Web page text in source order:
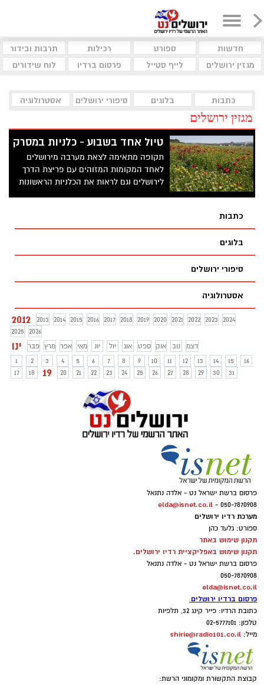
חדשות ספורט רכילות
תרבות ובידור
מגזין ירושלים
לייף סטייל פרסום ברדיו לוח שידורים
כתבות בלוגים סיפורי ירושלים אסטרולוגיה
מגזין ירושלים
טיול אחד בשבוע - כלניות במסרק
תקופה מתאימה לצאת מערבה מירושלים
לאחד המקומות המזוהים עם פריצת הדרך
לירושלים וגם לראות את הכלניות הראשונות
כתבות
בלוגים
סיפורי ירושלים
אסטרולוגיה
2012 2013 2014 2015 2016 2017 2018 2019 2020 2021 2022 2023
2024
2025
2026
ינו פבר מרץ אפר מאי יונ יול אוג ספט אוק נוב
דצמ
1
2 3 4 5 6 7 8 9 10 11 12 13 14 15
16
17
18 19 20 21 22 23 24 25 26 27 28 29 30 31
פרסום ברשת ישראל נט - אלדה נתנאל
050-7870908 -
elda@isnet.co.il
מערכת רדיו ירושלים
ספורט: גלעד כהן
תקנון שימוש באתר
תקנון שימוש באפליקציית רדיו ירושלים.
פרסום ברשת ישראל נט - אלדה נתנאל
050-7870908
elda@isnet.co.il
פרסום ברדיו ירושלים
כתובת הרדיו: פייר קינג 32, תלפיות
טלפון: 02-5777101
מייל: shirie@radio101.co.il
קבוצת התקשורת ומקומוני הרשת: